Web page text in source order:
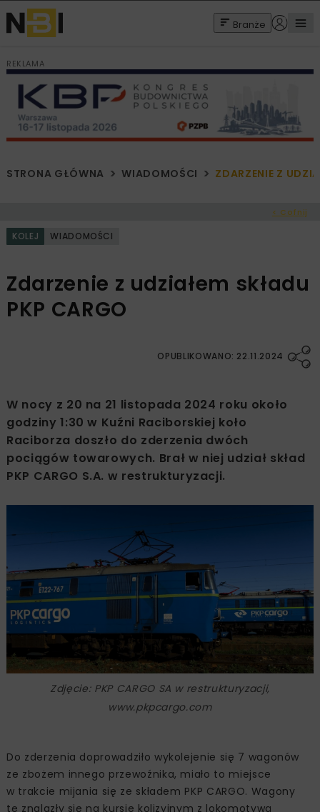
Branże
REKLAMA
STRONA GŁÓWNA WIADOMOŚCI ZDARZENIE Z
< Cofnij
KOLEJ WIADOMOŚCI
Zdarzenie z udziałem składu
PKP CARGO
OPUBLIKOWANO: 22.11.2024
W nocy z 20 na 21 listopada 2024 roku około
godziny 1:30 w Kuźni Raciborskiej koło
Raciborza doszło do zderzenia dwóch
pociągów towarowych. Brał w niej udział skład
PKP CARGO S.A. w restrukturyzacji.
Zdjęcie: PKP CARGO SA w restrukturyzacji,
www.pkpcargo.com
Do zderzenia doprowadziło wykolejenie się 7 wagonów
ze zbożem innego przewoźnika, miało to miejsce
w trakcie mijania się ze składem PKP CARGO. Wagony
te znalazły się na kursie kolizyjnym z lokomotywą